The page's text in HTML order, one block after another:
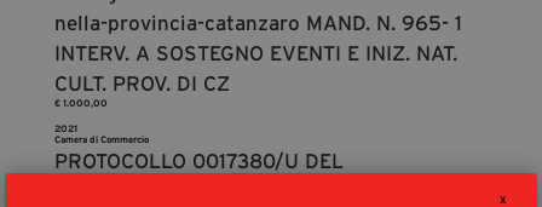
X
nella-provincia-catanzaro MAND. N. 965- 1
INTERV. A SOSTEGNO EVENTI E INIZ. NAT.
CULT. PROV. DI CZ
€ 1.000,00
2021
Camera di Commercio
PROTOCOLLO 0017380/U DEL